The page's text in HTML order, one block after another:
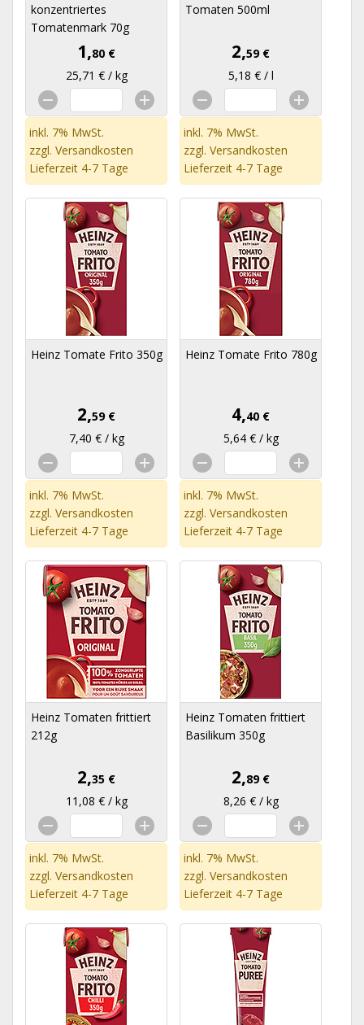
konzentriertes
Tomatenmark 70g
1,80 €
25,71 € / kg
inkl. 7% MwSt.
zzgl. Versandkosten
Lieferzeit 4-7 Tage
Tomaten 500ml
2,59 €
5,18 € / l
inkl. 7% MwSt.
zzgl. Versandkosten
Lieferzeit 4-7 Tage
Heinz Tomate Frito 350g
2,59 €
7,40 € / kg
inkl. 7% MwSt.
zzgl. Versandkosten
Lieferzeit 4-7 Tage
Heinz Tomate Frito 780g
4,40 €
5,64 € / kg
inkl. 7% MwSt.
zzgl. Versandkosten
Lieferzeit 4-7 Tage
Heinz Tomaten frittiert
212g
2,35 €
11,08 € / kg
inkl. 7% MwSt.
zzgl. Versandkosten
Lieferzeit 4-7 Tage
Heinz Tomaten frittiert
Basilikum 350g
2,89 €
8,26 € / kg
inkl. 7% MwSt.
zzgl. Versandkosten
Lieferzeit 4-7 Tage